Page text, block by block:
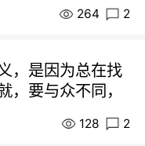
264 2
，是因为总在找
，要与众不同，
128 2